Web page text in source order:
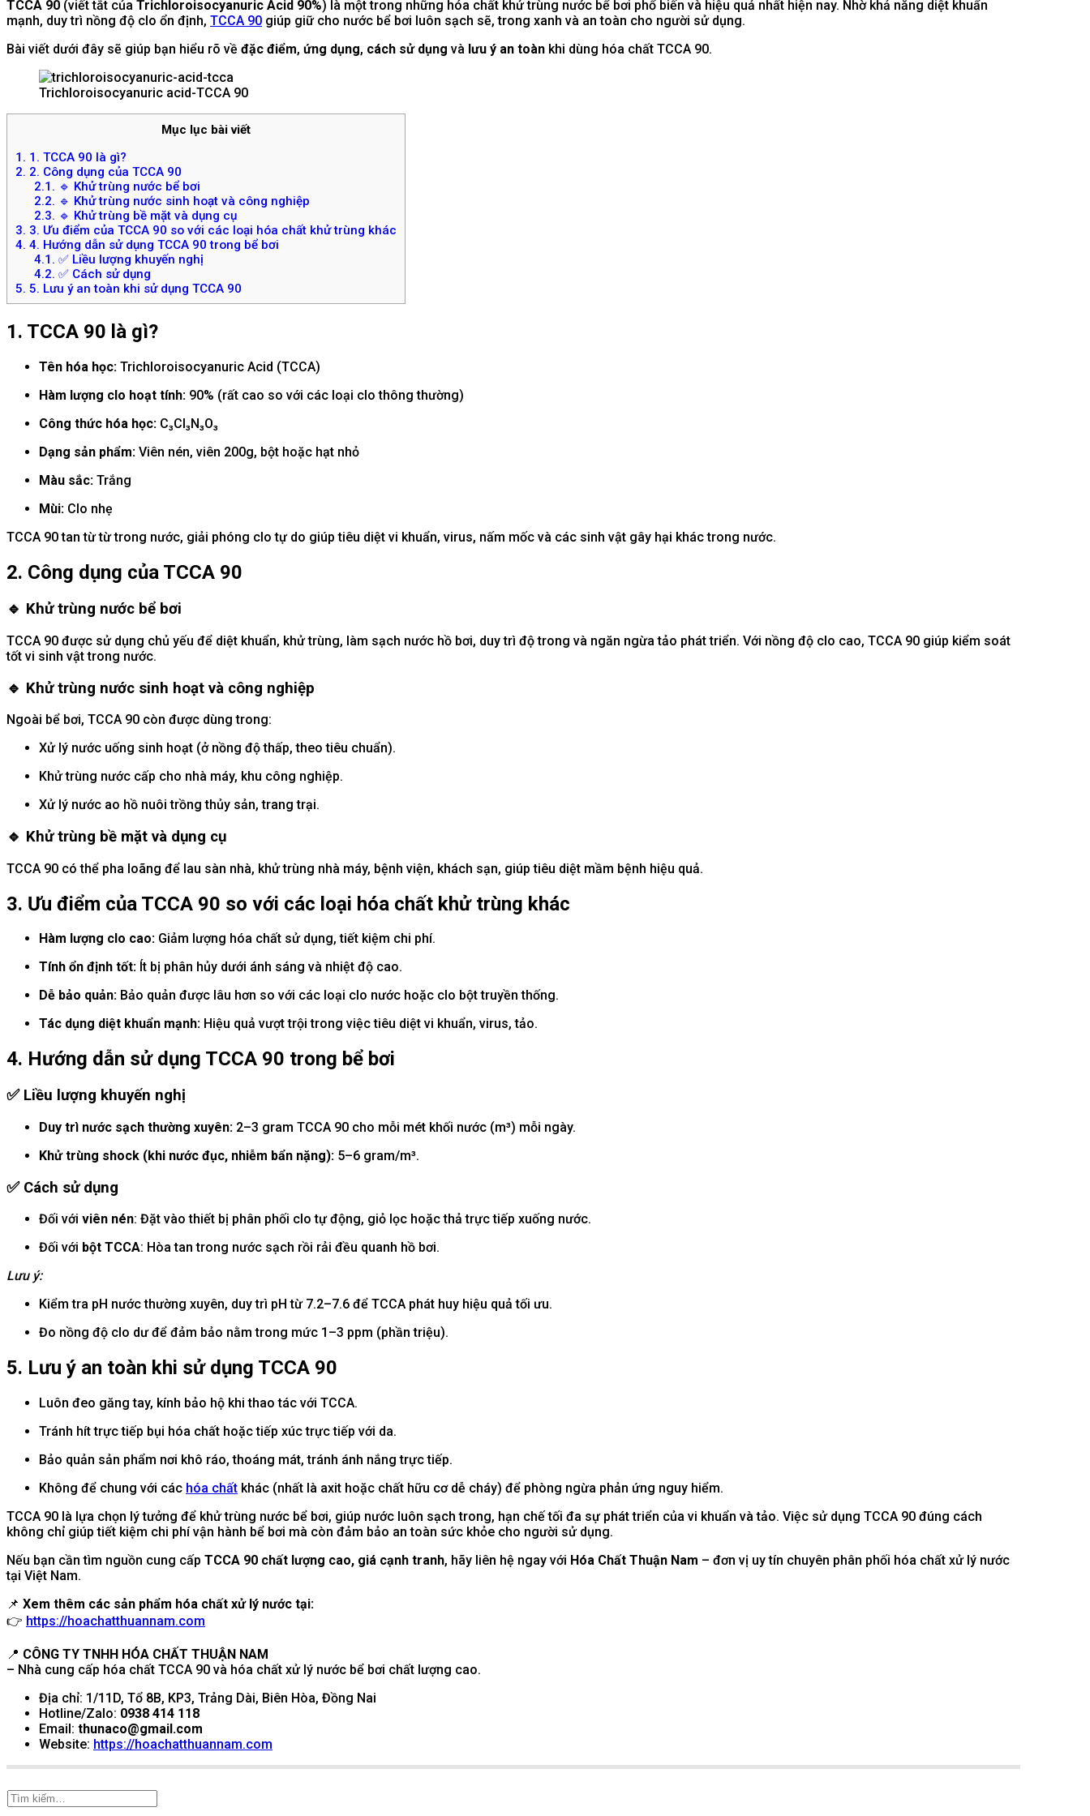
TCCA 90 (viết tắt của Trichloroisocyanuric Acid 90%) là một trong những hóa chất khử trùng nước bể bơi phổ biến và hiệu quả nhất hiện nay. Nhờ khả năng diệt khuẩn
mạnh, duy trì nồng độ clo ổn định, TCCA 90 giúp giữ cho nước bể bơi luôn sạch sẽ, trong xanh và an toàn cho người sử dụng.
Bài viết dưới đây sẽ giúp bạn hiểu rõ về đặc điểm, ứng dụng, cách sử dụng và lưu ý an toàn khi dùng hóa chất TCCA 90.
Trichloroisocyanuric acid-TCCA 90
Mục lục bài viết
1. 1. TCCA 90 là gì?
2. 2. Công dụng của TCCA 90
2.1. 🔹 Khử trùng nước bể bơi
2.2. 🔹 Khử trùng nước sinh hoạt và công nghiệp
2.3. 🔹 Khử trùng bề mặt và dụng cụ
3. 3. Ưu điểm của TCCA 90 so với các loại hóa chất khử trùng khác
4. 4. Hướng dẫn sử dụng TCCA 90 trong bể bơi
4.1. ✅ Liều lượng khuyến nghị
4.2. ✅ Cách sử dụng
5. 5. Lưu ý an toàn khi sử dụng TCCA 90
1. TCCA 90 là gì?
Tên hóa học: Trichloroisocyanuric Acid (TCCA)
Hàm lượng clo hoạt tính: 90% (rất cao so với các loại clo thông thường)
Công thức hóa học: C₃Cl₃N₃O₃
Dạng sản phẩm: Viên nén, viên 200g, bột hoặc hạt nhỏ
Màu sắc: Trắng
Mùi: Clo nhẹ
TCCA 90 tan từ từ trong nước, giải phóng clo tự do giúp tiêu diệt vi khuẩn, virus, nấm mốc và các sinh vật gây hại khác trong nước.
2. Công dụng của TCCA 90
🔹 Khử trùng nước bể bơi
TCCA 90 được sử dụng chủ yếu để diệt khuẩn, khử trùng, làm sạch nước hồ bơi, duy trì độ trong và ngăn ngừa tảo phát triển. Với nồng độ clo cao, TCCA 90 giúp kiểm soát
tốt vi sinh vật trong nước.
🔹 Khử trùng nước sinh hoạt và công nghiệp
Ngoài bể bơi, TCCA 90 còn được dùng trong:
Xử lý nước uống sinh hoạt (ở nồng độ thấp, theo tiêu chuẩn).
Khử trùng nước cấp cho nhà máy, khu công nghiệp.
Xử lý nước ao hồ nuôi trồng thủy sản, trang trại.
🔹 Khử trùng bề mặt và dụng cụ
TCCA 90 có thể pha loãng để lau sàn nhà, khử trùng nhà máy, bệnh viện, khách sạn, giúp tiêu diệt mầm bệnh hiệu quả.
3. Ưu điểm của TCCA 90 so với các loại hóa chất khử trùng khác
Hàm lượng clo cao: Giảm lượng hóa chất sử dụng, tiết kiệm chi phí.
Tính ổn định tốt: Ít bị phân hủy dưới ánh sáng và nhiệt độ cao.
Dễ bảo quản: Bảo quản được lâu hơn so với các loại clo nước hoặc clo bột truyền thống.
Tác dụng diệt khuẩn mạnh: Hiệu quả vượt trội trong việc tiêu diệt vi khuẩn, virus, tảo.
4. Hướng dẫn sử dụng TCCA 90 trong bể bơi
✅ Liều lượng khuyến nghị
Duy trì nước sạch thường xuyên: 2–3 gram TCCA 90 cho mỗi mét khối nước (m³) mỗi ngày.
Khử trùng shock (khi nước đục, nhiễm bẩn nặng): 5–6 gram/m³.
✅ Cách sử dụng
Đối với viên nén: Đặt vào thiết bị phân phối clo tự động, giỏ lọc hoặc thả trực tiếp xuống nước.
Đối với bột TCCA: Hòa tan trong nước sạch rồi rải đều quanh hồ bơi.
Lưu ý:
Kiểm tra pH nước thường xuyên, duy trì pH từ 7.2–7.6 để TCCA phát huy hiệu quả tối ưu.
Đo nồng độ clo dư để đảm bảo nằm trong mức 1–3 ppm (phần triệu).
5. Lưu ý an toàn khi sử dụng TCCA 90
Luôn đeo găng tay, kính bảo hộ khi thao tác với TCCA.
Tránh hít trực tiếp bụi hóa chất hoặc tiếp xúc trực tiếp với da.
Bảo quản sản phẩm nơi khô ráo, thoáng mát, tránh ánh nắng trực tiếp.
Không để chung với các hóa chất khác (nhất là axit hoặc chất hữu cơ dễ cháy) để phòng ngừa phản ứng nguy hiểm.
TCCA 90 là lựa chọn lý tưởng để khử trùng nước bể bơi, giúp nước luôn sạch trong, hạn chế tối đa sự phát triển của vi khuẩn và tảo. Việc sử dụng TCCA 90 đúng cách
không chỉ giúp tiết kiệm chi phí vận hành bể bơi mà còn đảm bảo an toàn sức khỏe cho người sử dụng.
Nếu bạn cần tìm nguồn cung cấp TCCA 90 chất lượng cao, giá cạnh tranh, hãy liên hệ ngay với Hóa Chất Thuận Nam – đơn vị uy tín chuyên phân phối hóa chất xử lý nước
tại Việt Nam.
📌 Xem thêm các sản phẩm hóa chất xử lý nước tại:
👉 https://hoachatthuannam.com
📍 CÔNG TY TNHH HÓA CHẤT THUẬN NAM
– Nhà cung cấp hóa chất TCCA 90 và hóa chất xử lý nước bể bơi chất lượng cao.
Địa chỉ: 1/11D, Tổ 8B, KP3, Trảng Dài, Biên Hòa, Đồng Nai
Hotline/Zalo: 0938 414 118
Email: thunaco@gmail.com
Website: https://hoachatthuannam.com